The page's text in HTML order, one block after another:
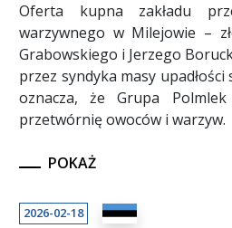
Oferta kupna zakładu
warzywnego w Milejowie –
Grabowskiego i Jerzego
przez syndyka masy upadłości
oznacza, że Grupa
przetwórnię owoców i warzyw.
POKAŻ
2026-02-18